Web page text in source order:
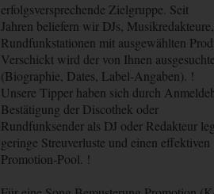
erfolgsversprechende Zielgruppe. Seit
Jahren beliefern wir DJs,
Rundfunkstationen mit ausgewählten
Verschickt wird der von Ihnen
(Biographie, Dates, Label-Angaben). !
Unsere Tipper haben sich durch
Bestätigung der Discothek oder
Rundfunksender als DJ oder Redakteur
geringe Streuverluste und einen effektiven
Promotion-Pool. !